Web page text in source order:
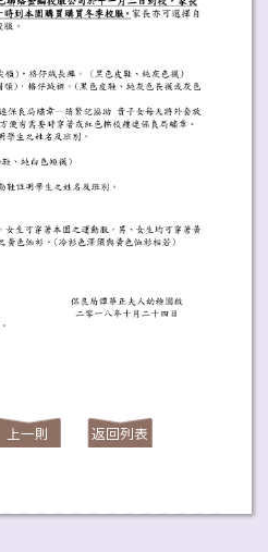
上一則 返回列表